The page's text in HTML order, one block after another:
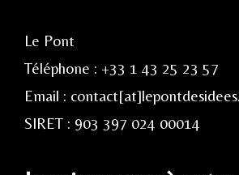
Le Pont
Téléphone : +33 1 43 25 23 57
Email :
SIRET : 903 397 024 00014